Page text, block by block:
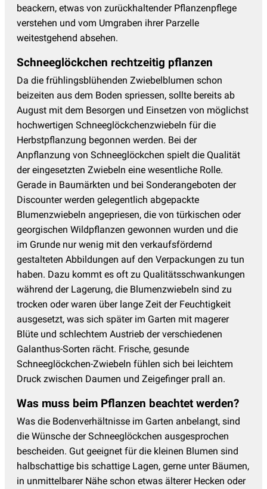
beackern, etwas von zurückhaltender Pflanzenpflege
verstehen und vom Umgraben ihrer Parzelle
weitestgehend absehen.
Schneeglöckchen rechtzeitig pflanzen
Da die frühlingsblühenden Zwiebelblumen schon
beizeiten aus dem Boden spriessen, sollte bereits ab
August mit dem Besorgen und Einsetzen von möglichst
hochwertigen Schneeglöckchenzwiebeln für die
Herbstpflanzung begonnen werden. Bei der
Anpflanzung von Schneeglöckchen spielt die Qualität
der eingesetzten Zwiebeln eine wesentliche Rolle.
Gerade in Baumärkten und bei Sonderangeboten der
Discounter werden gelegentlich abgepackte
Blumenzwiebeln angepriesen, die von türkischen oder
georgischen Wildpflanzen gewonnen wurden und die
im Grunde nur wenig mit den verkaufsfördernd
gestalteten Abbildungen auf den Verpackungen zu tun
haben. Dazu kommt es oft zu Qualitätsschwankungen
während der Lagerung, die Blumenzwiebeln sind zu
trocken oder waren über lange Zeit der Feuchtigkeit
ausgesetzt, was sich später im Garten mit magerer
Blüte und schlechtem Austrieb der verschiedenen
Galanthus-Sorten rächt. Frische, gesunde
Schneeglöckchen-Zwiebeln fühlen sich bei leichtem
Druck zwischen Daumen und Zeigefinger prall an.
Was muss beim Pflanzen beachtet werden?
Was die Bodenverhältnisse im Garten anbelangt, sind
die Wünsche der Schneeglöckchen ausgesprochen
bescheiden. Gut geeignet für die kleinen Blumen sind
halbschattige bis schattige Lagen, gerne unter Bäumen,
in unmittelbarer Nähe schon etwas älterer Hecken oder